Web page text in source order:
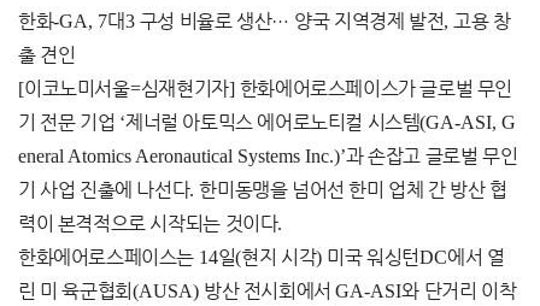
한화-GA, 7대3 구성 비율로 생산… 양국 지역경제 발전, 고용 창
출 견인
[이코노미서울=심재현기자] 한화에어로스페이스가 글로벌 무인
기 전문 기업 ‘제너럴 아토믹스 에어로노티컬 시스템(GA-ASI, G
eneral Atomics Aeronautical Systems Inc.)’과 손잡고 글로벌 무인
기 사업 진출에 나선다.한미동맹을 넘어선 한미 업체 간 방산 협
력이 본격적으로 시작되는 것이다.
한화에어로스페이스는 14일(현지 시각) 미국 워싱턴DC에서 열
린 미 육군협회 (AUSA) 방산 전시회에서GA-ASI와 단거리 이착